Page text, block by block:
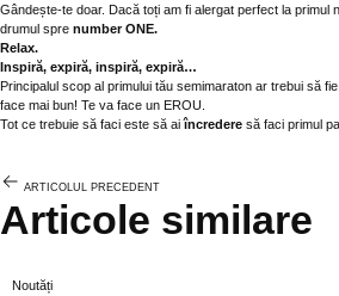
Gândește-te doar. Dacă toți am fi alergat perfect la
drumul spre number ONE.
Relax.
Inspiră, expiră, inspiră, expiră…
Principalul scop al primului tău semimaraton ar trebui să
face mai bun! Te va face un EROU.
Tot ce trebuie să faci este să aiîncredere să faci primul
ARTICOLUL PRECEDENT
Articole similare
Noutăți